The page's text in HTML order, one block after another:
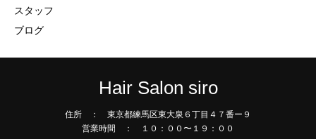
スタッフ
ブログ
Hair Salon siro
住所 ： 東京都練馬区東大泉６丁目４７番ー９
営業時間 ： １０：００〜１９：００